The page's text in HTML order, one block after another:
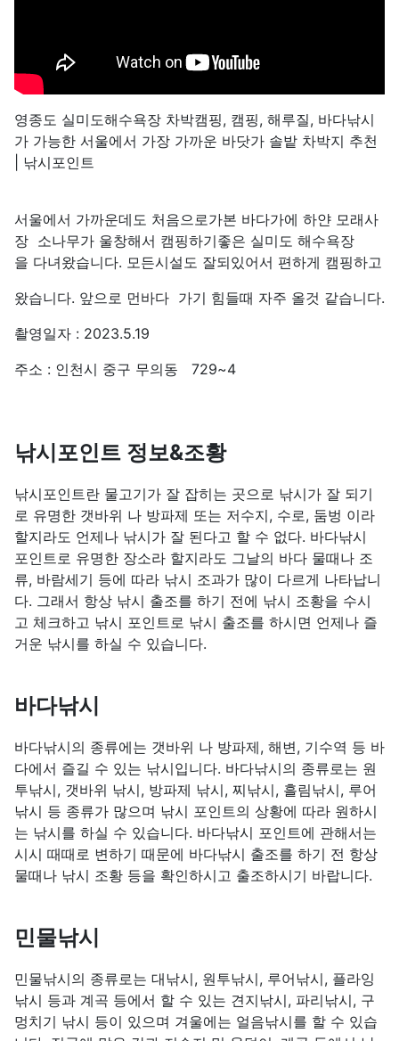
영종도 실미도해수욕장 차박캠핑, 캠핑, 해루질, 바다낚시
가 가능한 서울에서 가장 가까운 바닷가 솔밭 차박지 추천
| 낚시포인트
서울에서 가까운데도 처음으로가본 바다가에 하얀 모래사
장 소나무가 울창해서 캠핑하기좋은 실미도 해수욕장
을 다녀왔습니다. 모든시설도 잘되있어서 편하게 캠핑하고
왔습니다. 앞으로 먼바다 가기 힘들때 자주 올것 같습니다.
촬영일자 : 2023.5.19
주소 : 인천시 중구 무의동 729~4
낚시포인트 정보&조황
낚시포인트란 물고기가 잘 잡히는 곳으로 낚시가 잘 되기
로 유명한 갯바위 나 방파제 또는 저수지, 수로, 둠벙 이라
할지라도 언제나 낚시가 잘 된다고 할 수 없다. 바다낚시
포인트로 유명한 장소라 할지라도 그날의 바다 물때나 조
류, 바람세기 등에 따라 낚시 조과가 많이 다르게 나타납니
다. 그래서 항상 낚시 출조를 하기 전에 낚시 조황을 수시
고 체크하고 낚시 포인트로 낚시 출조를 하시면 언제나 즐
거운 낚시를 하실 수 있습니다.
바다낚시
바다낚시의 종류에는 갯바위 나 방파제, 해변, 기수역 등 바
다에서 즐길 수 있는 낚시입니다. 바다낚시의 종류로는 원
투낚시, 갯바위 낚시, 방파제 낚시, 찌낚시, 흘림낚시, 루어
낚시 등 종류가 많으며 낚시 포인트의 상황에 따라 원하시
는 낚시를 하실 수 있습니다. 바다낚시 포인트에 관해서는
시시 때때로 변하기 때문에 바다낚시 출조를 하기 전 항상
물때나 낚시 조황 등을 확인하시고 출조하시기 바랍니다.
민물낚시
민물낚시의 종류로는 대낚시, 원투낚시, 루어낚시, 플라잉
낚시 등과 계곡 등에서 할 수 있는 견지낚시, 파리낚시, 구
멍치기 낚시 등이 있으며 겨울에는 얼음낚시를 할 수 있습